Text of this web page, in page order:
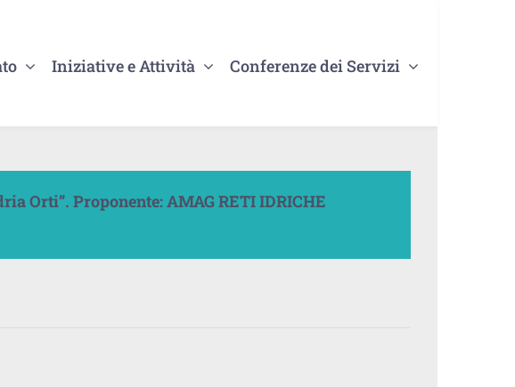
Iniziative e Attività Conferenze dei Servizi
Orti”. Proponente: AMAG RETI IDRICHE